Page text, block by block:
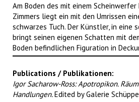
Am Boden des mit einem
Zimmers liegt ein mit den Umrissen
schwarzes Tuch. Der Künstler, in eine
bringt seinen eigenen Schatten mit
Boden befindlichen Figuration in
Publications / Publikationen:
Igor Sacharow-Ross: Apotropikon.
Handlungen.Edited by Galerie